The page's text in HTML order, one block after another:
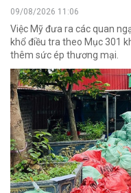
09/08/2026 11:06
Việc Mỹ đưa ra các quan
khổ điều tra theo Mục 301
thêm sức ép thương mại.